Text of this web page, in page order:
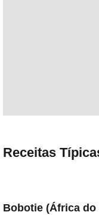
Receitas
Bobotie (África do